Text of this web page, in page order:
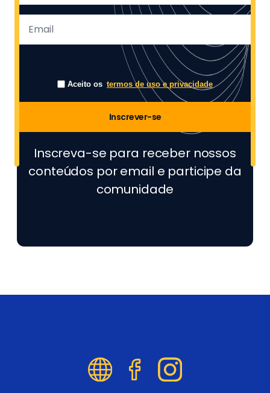
Aceito os termos de uso e privacidade
Inscrever-se
Inscreva-se para receber nossos
conteúdos por email e participe da
comunidade